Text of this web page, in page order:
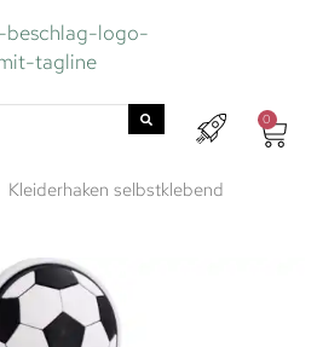
0
Kleiderhaken selbstklebend